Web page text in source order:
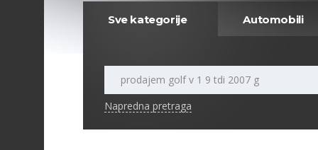
Sve kategorije Automobili
Napredna pretraga